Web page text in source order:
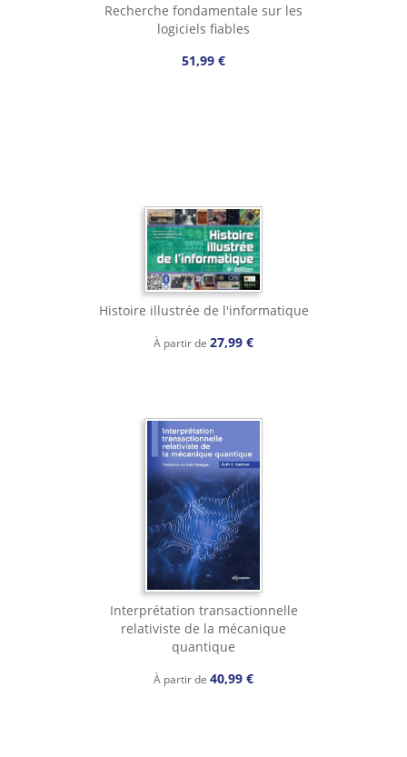
Recherche fondamentale sur les
logiciels fiables
51,99 €
Histoire illustrée de l'informatique
À partir de 27,99 €
Interprétation transactionnelle
relativiste de la mécanique
quantique
À partir de 40,99 €